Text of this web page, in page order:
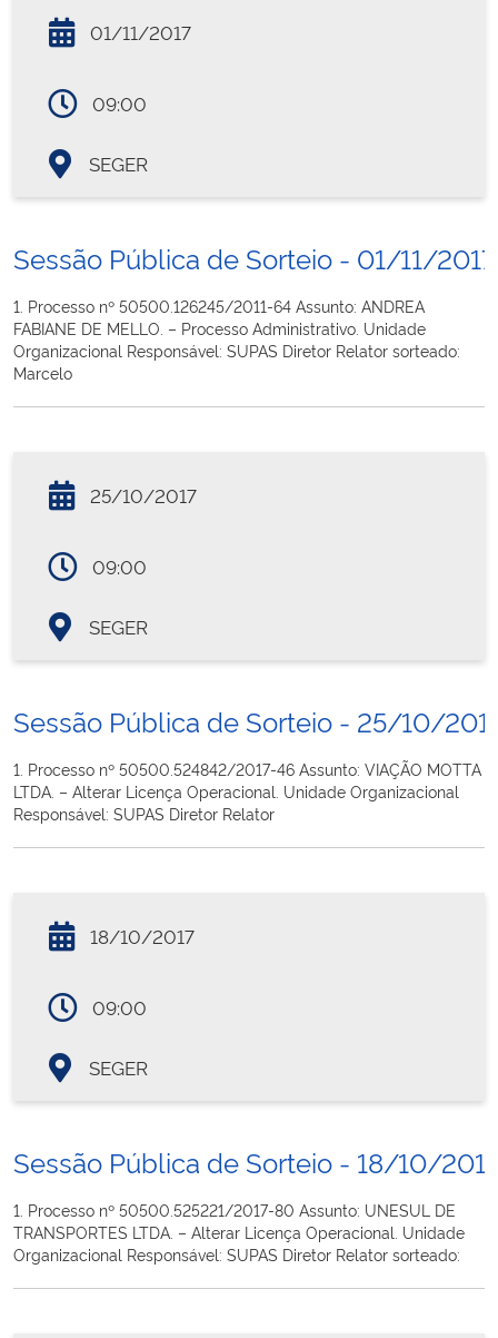
01/11/2017
09:00
SEGER
Sessão Pública de Sorteio - 01/11/2017
1. Processo nº 50500.126245/2011-64 Assunto: ANDREA
FABIANE DE MELLO. – Processo Administrativo. Unidade
Organizacional Responsável: SUPAS Diretor Relator sorteado:
Marcelo
25/10/2017
09:00
SEGER
Sessão Pública de Sorteio - 25/10/
1. Processo nº 50500.524842/2017-46 Assunto: VIAÇÃO MOTTA
LTDA. – Alterar Licença Operacional. Unidade Organizacional
Responsável: SUPAS Diretor Relator
18/10/2017
09:00
SEGER
Sessão Pública de Sorteio - 18/10/
1. Processo nº 50500.525221/2017-80 Assunto: UNESUL DE
TRANSPORTES LTDA. – Alterar Licença Operacional. Unidade
Organizacional Responsável: SUPAS Diretor Relator sorteado: